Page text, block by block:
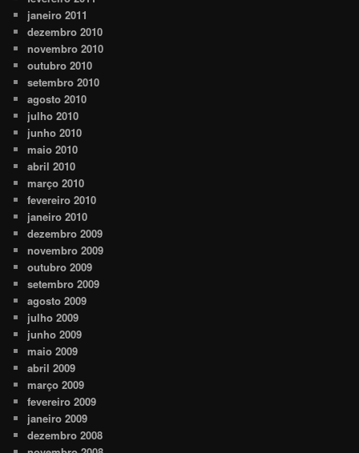
janeiro 2011
dezembro 2010
novembro 2010
outubro 2010
setembro 2010
agosto 2010
julho 2010
junho 2010
maio 2010
abril 2010
março 2010
fevereiro 2010
janeiro 2010
dezembro 2009
novembro 2009
outubro 2009
setembro 2009
agosto 2009
julho 2009
junho 2009
maio 2009
abril 2009
março 2009
fevereiro 2009
janeiro 2009
dezembro 2008